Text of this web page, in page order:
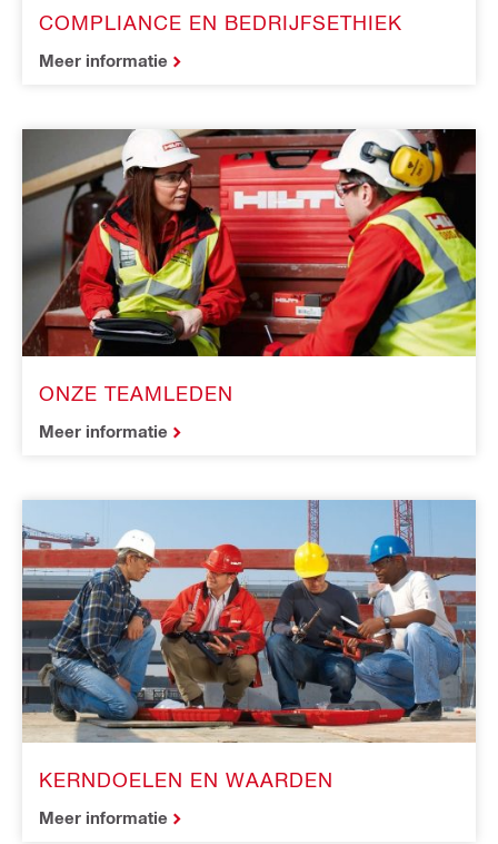
COMPLIANCE EN BEDRIJFSETHIEK
Meer informatie
ONZE TEAMLEDEN
Meer informatie
KERNDOELEN EN WAARDEN
Meer informatie